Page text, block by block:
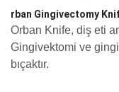
rban Gingivectomy
Orban Knife, diş eti
Gingivektomi ve
bıçaktır.